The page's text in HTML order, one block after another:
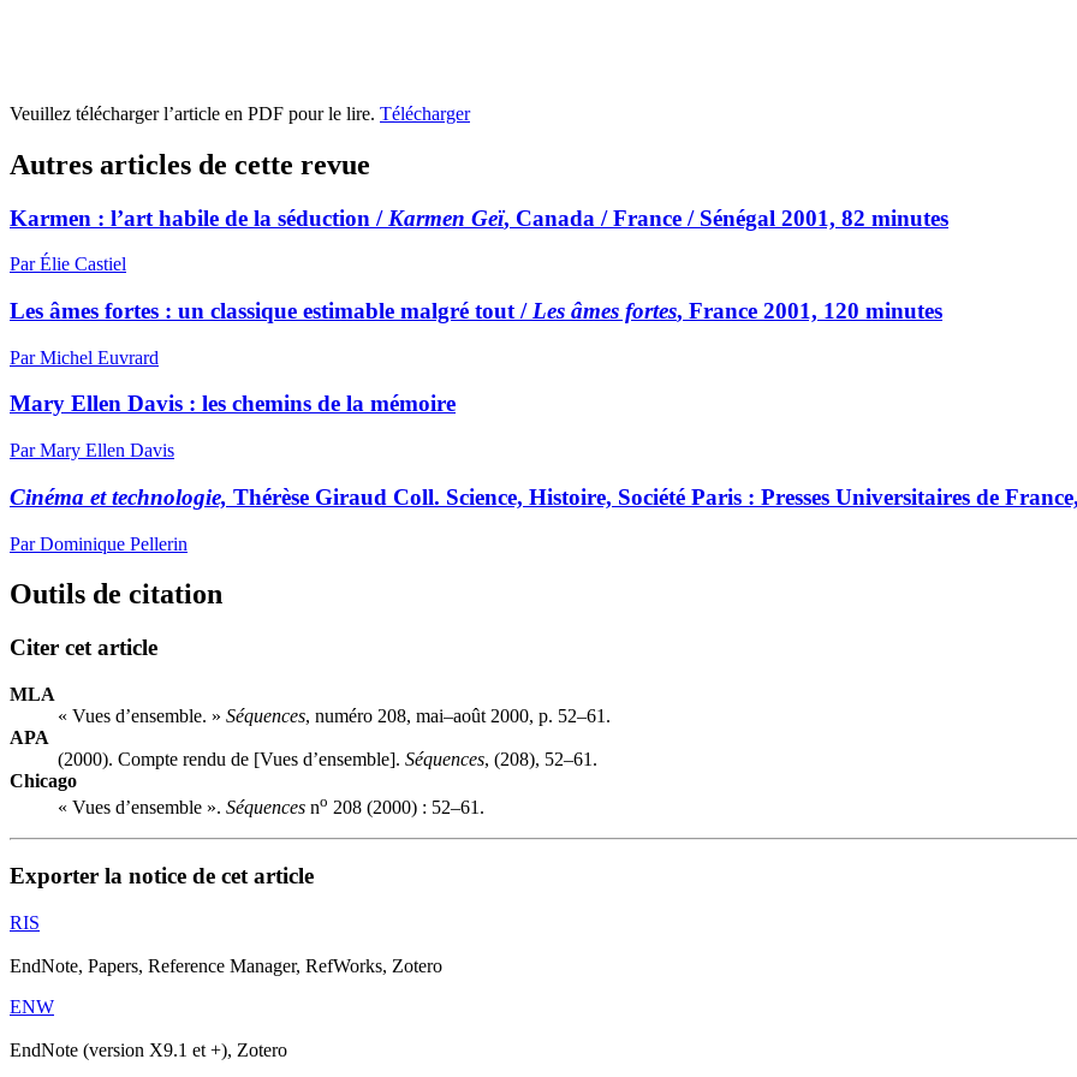
Veuillez télécharger l’article en PDF pour le lire. Télécharger
Autres articles de cette revue
Karmen : l’art habile de la séduction / Karmen Geï, Canada / France / Sénégal 2001, 82 minutes
Par Élie Castiel
Les âmes fortes : un classique estimable malgré tout / Les âmes fortes, France 2001, 120 minutes
Par Michel Euvrard
Mary Ellen Davis : les chemins de la mémoire
Par Mary Ellen Davis
Cinéma et technologie, Thérèse Giraud Coll. Science, Histoire, Société Paris : Presses Universitaires de
Par Dominique Pellerin
Outils de citation
Citer cet article
MLA
« Vues d’ensemble. » Séquences, numéro 208, mai–août 2000, p. 52–61.
APA
(2000). Compte rendu de [Vues d’ensemble]. Séquences, (208), 52–61.
Chicago
« Vues d’ensemble ». Séquences no 208 (2000) : 52–61.
Exporter la notice de cet article
RIS
EndNote, Papers, Reference Manager, RefWorks, Zotero
ENW
EndNote (version X9.1 et +), Zotero